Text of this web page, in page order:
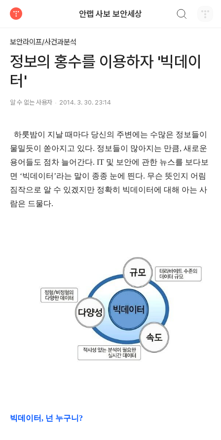
안랩 사보 보안세상
보안라이프/사건과분석
정보의 홍수를 이용하자 '빅데이
터'
알 수 없는 사용자 2014. 3. 30. 23:14
하룻밤이 지날 때마다 당신의 주변에는 수많은 정보들이
물밀듯이 쏟아지고 있다. 정보들이 많아지는 만큼, 새로운
용어들도 점차 늘어간다. IT 및 보안에 관한 뉴스를 보다보
면 ‘빅데이터’라는 말이 종종 눈에 띈다. 무슨 뜻인지 어림
짐작으로 알 수 있겠지만 정확히 빅데이터에 대해 아는 사
람은 드물다.
빅데이터, 넌 누구니?